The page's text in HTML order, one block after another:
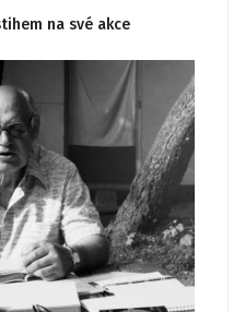
na své akce